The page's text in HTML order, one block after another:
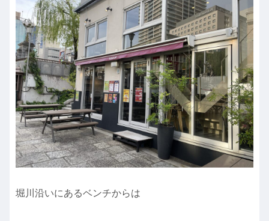
堀川沿いにあるベンチからは